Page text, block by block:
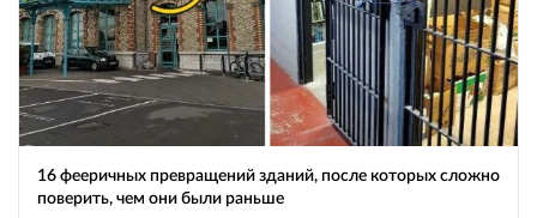
16 фееричных превращений зданий, после которых сложно
поверить, чем они были раньше